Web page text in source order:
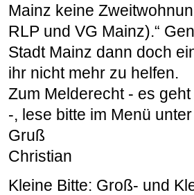
Mainz keine
RLP und VG Mainz).“
Stadt Mainz dann doch
ihr nicht mehr zu helfen.
Zum Melderecht - es
-, lese bitte im Menü
Gruß
Christian
Kleine Bitte: Groß- und